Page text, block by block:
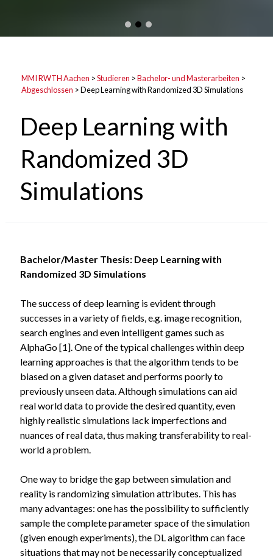
MMI RWTH Aachen >Studieren >Bachelor- und Masterarbeiten >
Abgeschlossen >Deep Learning with Randomized 3D Simulations
Deep Learning with
Randomized 3D
Simulations
Bachelor/Master Thesis: Deep Learning with
Randomized 3D Simulations
The success of deep learning is evident through
successes in a variety of fields, e.g. image recognition,
search engines and even intelligent games such as
AlphaGo [1]. One of the typical challenges within deep
learning approaches is that the algorithm tends to be
biased on a given dataset and performs poorly to
previously unseen data. Although simulations can aid
real world data to provide the desired quantity, even
highly realistic simulations lack imperfections and
nuances of real data, thus making transferability to real-
world a problem.
One way to bridge the gap between simulation and
reality is randomizing simulation attributes. This has
many advantages: one has the possibility to sufficiently
sample the complete parameter space of the simulation
(given enough experiments), the DL algorithm can face
situations that may not be necessarily conceptualized